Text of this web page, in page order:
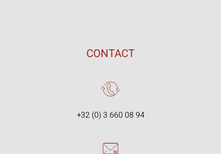
CONTACT
+32 (0) 3 660 08 94